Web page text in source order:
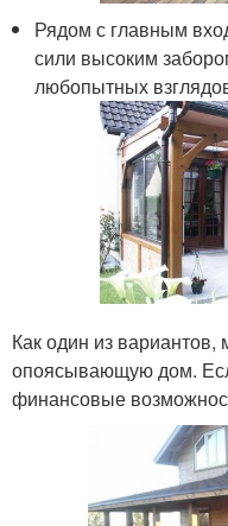
Рядом с главным
сили высоким
любопытных
Как один из вариантов,
опоясывающую дом.
финансовые